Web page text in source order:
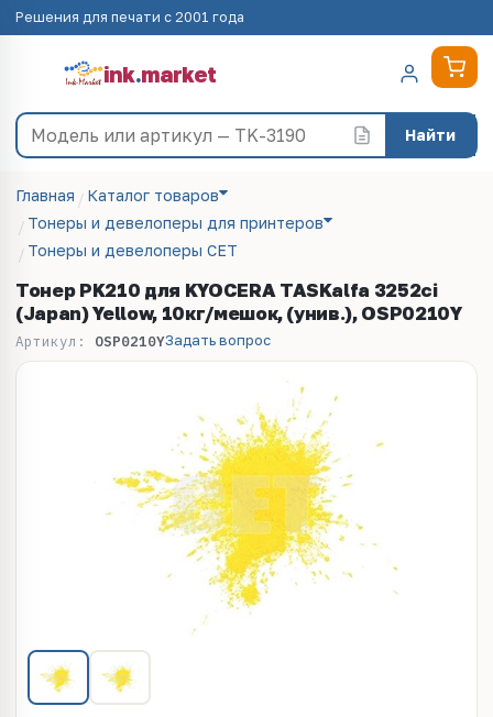
Решения для печати с 2001 года
ink.market
Найти
Главная
Каталог товаров
Тонеры и девелоперы для принтеров
Тонеры и девелоперы CET
Тонер PK210 для KYOCERA TASKalfa 3252ci
(Japan) Yellow, 10кг/мешок, (унив.), OSP0210Y
Артикул: OSP0210YЗадать вопрос